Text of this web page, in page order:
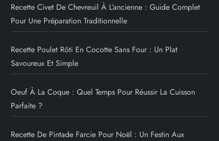
Recette Civet De Chevreuil À L’ancienne : Guide Complet
Pour Une Préparation Traditionnelle
Recette Poulet Rôti En Cocotte Sans Four : Un Plat
Savoureux Et Simple
Oeuf À La Coque : Quel Temps Pour Réussir La Cuisson
Parfaite ?
Recette De Pintade Farcie Pour Noël : Un Festin Aux